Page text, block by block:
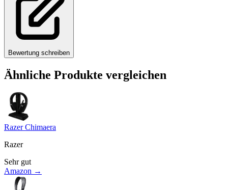
Bewertung schreiben
Ähnliche Produkte vergleichen
Razer Chimaera
Razer
Sehr gut
Amazon →